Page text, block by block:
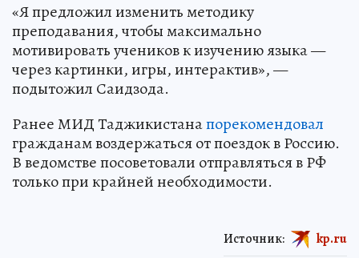
«Я предложил изменить методику
преподавания, чтобы максимально
мотивировать учеников к изучению языка —
через картинки, игры, интерактив», —
подытожил Саидзода.
Ранее МИД Таджикистанапорекомендовал
гражданам воздержаться от поездок в Россию.
В ведомстве посоветовали отправляться в РФ
только при крайней необходимости.
Источник: kp.ru